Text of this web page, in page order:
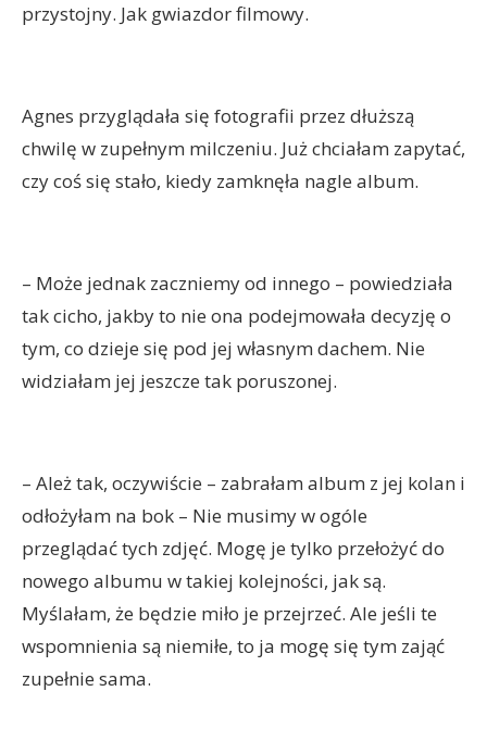
przystojny. Jak gwiazdor filmowy.
Agnes przyglądała się fotografii przez dłuższą
chwilę w zupełnym milczeniu. Już chciałam zapytać,
czy coś się stało, kiedy zamknęła nagle album.
– Może jednak zaczniemy od innego – powiedziała
tak cicho, jakby to nie ona podejmowała decyzję o
tym, co dzieje się pod jej własnym dachem. Nie
widziałam jej jeszcze tak poruszonej.
– Ależ tak, oczywiście – zabrałam album z jej kolan i
odłożyłam na bok – Nie musimy w ogóle
przeglądać tych zdjęć. Mogę je tylko przełożyć do
nowego albumu w takiej kolejności, jak są.
Myślałam, że będzie miło je przejrzeć. Ale jeśli te
wspomnienia są niemiłe, to ja mogę się tym zająć
zupełnie sama.